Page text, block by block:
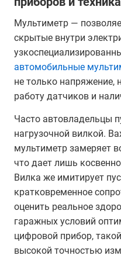
Мультиметр —
скрытые внутри
автомобильные
не только напряжение,
работу датчиков и
Часто автовладельцы
нагрузочной вилкой.
мультиметр замеряет
что дает лишь
Вилка же имитирует
кратковременное
оценить реальное
гаражных условий
цифровой прибор,
высокой точностью